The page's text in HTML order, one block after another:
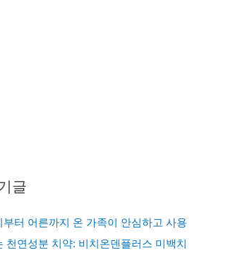
글
부터 어른까지 온 가족이 안심하고 사용
천연성분 치약: 비치온덴플러스 미백치